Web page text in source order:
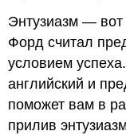
Энтузиазм — вот
Форд считал
условием
английский и
поможет вам в
прилив